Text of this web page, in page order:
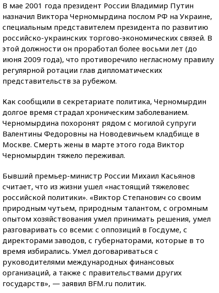
В мае 2001 года президент России Владимир Путин
назначил Виктора Черномырдина послом РФ на Украине,
специальным представителем президента по развитию
российско-украинских торгово-экономических связей. В
этой должности он проработал более восьми лет (до
июня 2009 года), что противоречило негласному правилу
регулярной ротации глав дипломатических
представительств за рубежом.
Как сообщили в секретариате политика, Черномырдин
долгое время страдал хроническим заболеванием.
Черномырдина похоронят рядом с могилой супруги
Валентины Федоровны на Новодевичьем кладбище в
Москве. Смерть жены в марте этого года Виктор
Черномырдин тяжело переживал.
Бывший премьер-министр России Михаил Касьянов
считает, что из жизни ушел «настоящий тяжеловес
российской политики». «Виктор Степанович со своим
природным чутьем, природным талантом, с огромным
опытом хозяйствования умел принимать решения, умел
разговаривать со всеми: с оппозиций в Госдуме, с
директорами заводов, с губернаторами, которые в то
время избирались. Умел договариваться с
руководителями международных финансовых
организаций, а также с правительствами других
государств», — заявил BFM.ru политик.